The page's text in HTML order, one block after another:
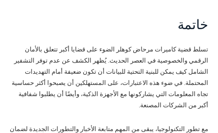
خاتمة
تسلط قضية كاميرات مرحاض كوهلر الضوء على قضايا أكبر تتعلق بالأمان
الرقمي والخصوصية في العصر الحديث. يُظهر الكشف عن عدم توفر التشفير
الشامل كيف يمكن للبنية التحتية للبيانات أن تكون ضعيفة أمام التهديدات
المحتملة. في ضوء هذه الاعتبارات، على المستهلكين أن يصبحوا أكثر حساسية
تجاه المعلومات التي يشاركونها مع الأجهزة الذكية، وأيضًا أن يطلبوا شفافية
أكبر من الشركات المصنعة.
مع تطور التكنولوجيا، يبقى من المهم متابعة الأخبار والتطورات الجديدة لضمان